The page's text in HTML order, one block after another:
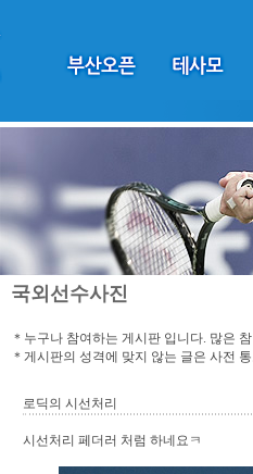
국외선수사진
＊누구나 참여하는 게시판 입니다. 많은
＊게시판의 성격에 맞지 않는 글은 사전
로딕의 시선처리
시선처리 페더러 처럼 하네요ㅋ